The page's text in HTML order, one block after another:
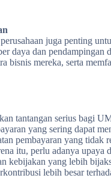
juga penting
daya dan pendampingan
bisnis mereka, serta
tantangan serius bagi
yang sering dapat
pembayaran yang tidak
itu, perlu adanya upaya
kebijakan yang lebih
lebih besar